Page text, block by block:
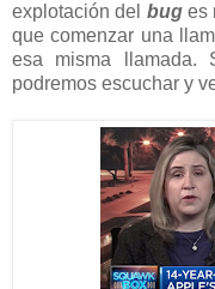
explotación del buges
que comenzar una
esa misma llamada.
podremos escuchar y